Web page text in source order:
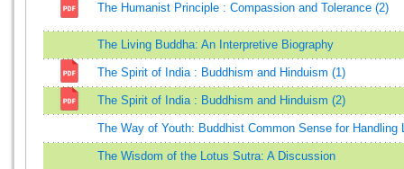
The Humanist Principle : Compassion and Tolerance (2)
The Living Buddha: An Interpretive Biography
The Spirit of India : Buddhism and Hinduism (1)
The Spirit of India : Buddhism and Hinduism (2)
The Way of Youth: Buddhist Common Sense for Handling
The Wisdom of the Lotus Sutra: A Discussion